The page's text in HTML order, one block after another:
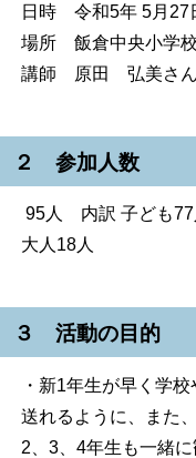
日時 令和5年 5月27
場所 飯倉中央小学
講師 原田 弘美さ
２ 参加人数
95人 内訳 子ども77
大人18人
３ 活動の目的
・新1年生が早く学
送れるように、また
2、3、4年生も一緒に